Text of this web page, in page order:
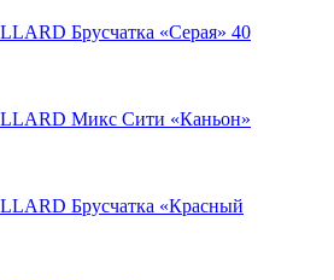
Брусчатка «Серая» 40
Микс Сити «Каньон»
Брусчатка «Красный